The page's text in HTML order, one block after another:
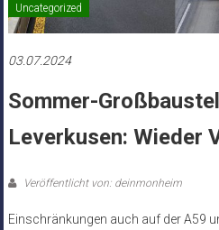
Uncategorized
03.07.2024
Sommer-
Leverkusen: Wieder
Veröffentlicht von: deinmonheim
Einschränkungen auch auf der A59